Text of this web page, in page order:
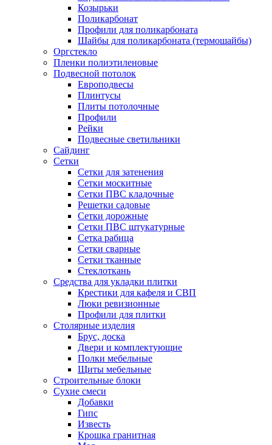
Козырьки
Поликарбонат
Профили для поликарбоната
Шайбы для поликарбоната (термошайбы)
Оргстекло
Пленки полиэтиленовые
Подвесной потолок
Европодвесы
Плинтусы
Плиты потолочные
Профили
Рейки
Подвесные светильники
Сайдинг
Сетки
Сетки для затенения
Сетки москитные
Сетки ПВС кладочные
Решетки садовые
Сетки дорожные
Сетки ПВС штукатурные
Сетка рабица
Сетки сварные
Сетки тканные
Стеклоткань
Средства для укладки плитки
Крестики для кафеля и СВП
Люки ревизионные
Профили для плитки
Столярные изделия
Брус, доска
Двери и комплектующие
Полки мебельные
Щиты мебельные
Строительные блоки
Сухие смеси
Добавки
Гипс
Известь
Крошка гранитная